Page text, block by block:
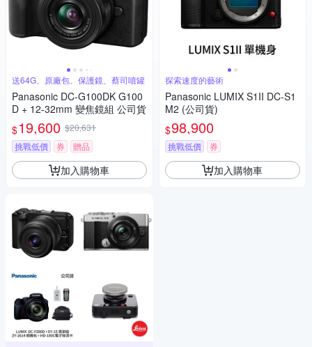
送64G、原廠包、保護鏡、蔡司噴罐
Panasonic DC-G100DK G100
D + 12-32mm 變焦鏡組 公司貨
$19,600 $20,631
挑戰低價
券 贈品
加入購物車
探索速度的藝術
Panasonic LUMIX S1II DC-S1
M2 (公司貨)
$98,900
挑戰低價 券
加入購物車